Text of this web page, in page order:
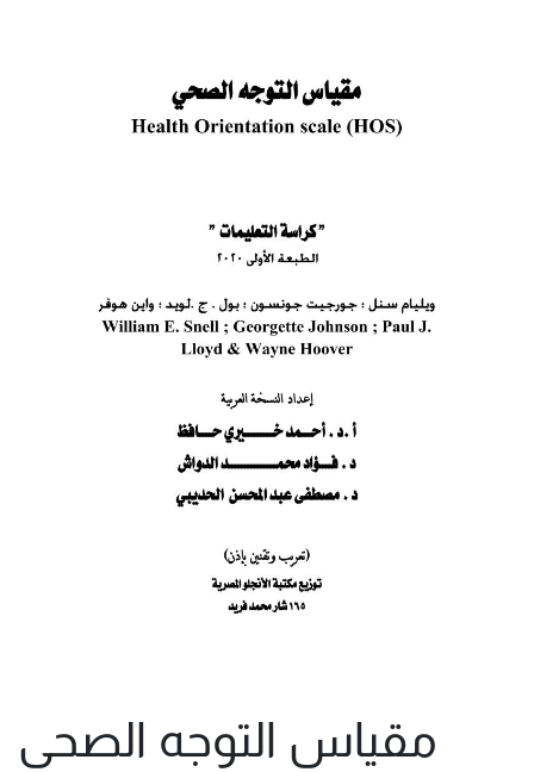
مقياس التوجه الصحى